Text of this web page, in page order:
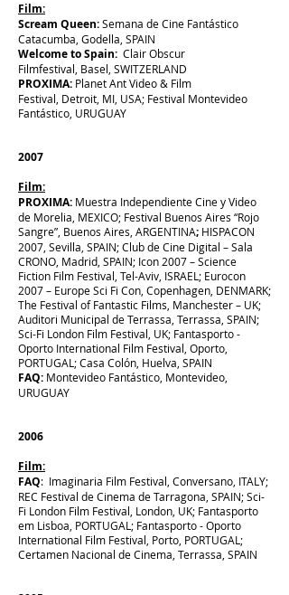
Film:
Scream Queen:Semana de Cine Fantástico
Catacumba, Godella, SPAIN
Welcome to Spain: Clair Obscur
Filmfestival, Basel, SWITZERLAND
PROXIMA: Planet Ant Video & Film
Festival, Detroit, MI, USA; Festival Montevideo
Fantástico, URUGUAY
2007
Film:
PROXIMA: Muestra Independiente Cine y Video
de Morelia, MEXICO; Festival Buenos Aires “Rojo
Sangre”, Buenos Aires, ARGENTINA; HISPACON
2007, Sevilla, SPAIN; Club de Cine Digital – Sala
CRONO, Madrid, SPAIN; Icon 2007 – Science
Fiction Film Festival, Tel-Aviv, ISRAEL; Eurocon
2007 – Europe Sci Fi Con, Copenhagen, DENMARK;
The Festival of Fantastic Films, Manchester – UK;
Auditori Municipal de Terrassa, Terrassa, SPAIN;
Sci-Fi London Film Festival, UK; Fantasporto -
Oporto International Film Festival, Oporto,
PORTUGAL; Casa Colón, Huelva, SPAIN
FAQ: Montevideo Fantástico, Montevideo,
URUGUAY
2006
Film:
FAQ: Imaginaria Film Festival, Conversano, ITALY;
REC Festival de Cinema de Tarragona, SPAIN; Sci-
Fi London Film Festival, London, UK; Fantasporto
em Lisboa, PORTUGAL; Fantasporto - Oporto
International Film Festival, Porto, PORTUGAL;
Certamen Nacional de Cinema, Terrassa, SPAIN